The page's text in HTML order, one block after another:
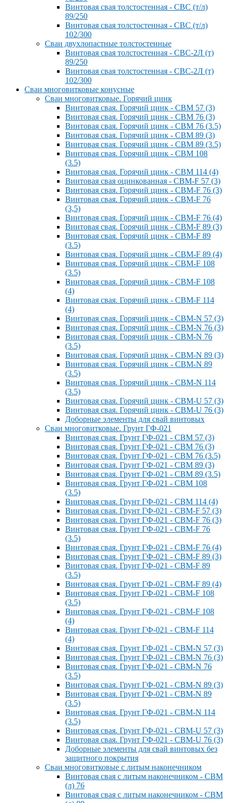
Винтовая свая толстостенная - СВС (т/л)
89/250
Винтовая свая толстостенная - СВС (т/л)
102/300
Сваи двухлопастные толстостенные
Винтовая свая толстостенная - СВС-2Л (т)
89/250
Винтовая свая толстостенная - СВС-2Л (т)
102/300
Сваи многовитковые конусные
Сваи многовитковые. Горячий цинк
Винтовая свая. Горячий цинк - СВМ 57 (3)
Винтовая свая. Горячий цинк - СВМ 76 (3)
Винтовая свая. Горячий цинк - СВМ 76 (3.5)
Винтовая свая. Горячий цинк - СВМ 89 (3)
Винтовая свая. Горячий цинк - СВМ 89 (3.5)
Винтовая свая. Горячий цинк - СВМ 108
(3.5)
Винтовая свая. Горячий цинк - СВМ 114 (4)
Винтовая свая оцинкованная - СВМ-F 57 (3)
Винтовая свая. Горячий цинк - СВМ-F 76 (3)
Винтовая свая. Горячий цинк - СВМ-F 76
(3,5)
Винтовая свая. Горячий цинк - СВМ-F 76 (4)
Винтовая свая. Горячий цинк - СВМ-F 89 (3)
Винтовая свая. Горячий цинк - СВМ-F 89
(3.5)
Винтовая свая. Горячий цинк - СВМ-F 89 (4)
Винтовая свая. Горячий цинк - СВМ-F 108
(3.5)
Винтовая свая. Горячий цинк - СВМ-F 108
(4)
Винтовая свая. Горячий цинк - СВМ-F 114
(4)
Винтовая свая. Горячий цинк - СВМ-N 57 (3)
Винтовая свая. Горячий цинк - СВМ-N 76 (3)
Винтовая свая. Горячий цинк - СВМ-N 76
(3.5)
Винтовая свая. Горячий цинк - СВМ-N 89 (3)
Винтовая свая. Горячий цинк - СВМ-N 89
(3.5)
Винтовая свая. Горячий цинк - СВМ-N 114
(3.5)
Винтовая свая. Горячий цинк - СВМ-U 57 (3)
Винтовая свая. Горячий цинк - СВМ-U 76 (3)
Доборные элементы для свай винтовых
Сваи многовитковые. Грунт ГФ-021
Винтовая свая. Грунт ГФ-021 - СВМ 57 (3)
Винтовая свая. Грунт ГФ-021 - СВМ 76 (3)
Винтовая свая. Грунт ГФ-021 - СВМ 76 (3.5)
Винтовая свая. Грунт ГФ-021 - СВМ 89 (3)
Винтовая свая. Грунт ГФ-021 - СВМ 89 (3.5)
Винтовая свая. Грунт ГФ-021 - СВМ 108
(3.5)
Винтовая свая. Грунт ГФ-021 - СВМ 114 (4)
Винтовая свая. Грунт ГФ-021 - СВМ-F 57 (3)
Винтовая свая. Грунт ГФ-021 - СВМ-F 76 (3)
Винтовая свая. Грунт ГФ-021 - СВМ-F 76
(3.5)
Винтовая свая. Грунт ГФ-021 - СВМ-F 76 (4)
Винтовая свая. Грунт ГФ-021 - СВМ-F 89 (3)
Винтовая свая. Грунт ГФ-021 - СВМ-F 89
(3.5)
Винтовая свая. Грунт ГФ-021 - СВМ-F 89 (4)
Винтовая свая. Грунт ГФ-021 - СВМ-F 108
(3.5)
Винтовая свая. Грунт ГФ-021 - СВМ-F 108
(4)
Винтовая свая. Грунт ГФ-021 - СВМ-F 114
(4)
Винтовая свая. Грунт ГФ-021 - СВМ-N 57 (3)
Винтовая свая. Грунт ГФ-021 - СВМ-N 76 (3)
Винтовая свая. Грунт ГФ-021 - СВМ-N 76
(3.5)
Винтовая свая. Грунт ГФ-021 - СВМ-N 89 (3)
Винтовая свая. Грунт ГФ-021 - СВМ-N 89
(3.5)
Винтовая свая. Грунт ГФ-021 - СВМ-N 114
(3.5)
Винтовая свая. Грунт ГФ-021 - СВМ-U 57 (3)
Винтовая свая. Грунт ГФ-021 - СВМ-U 76 (3)
Доборные элементы для свай винтовых без
защитного покрытия
Сваи многовитковые с литым наконечником
Винтовая свая с литым наконечником - СВМ
(л) 76
Винтовая свая с литым наконечником - СВМ